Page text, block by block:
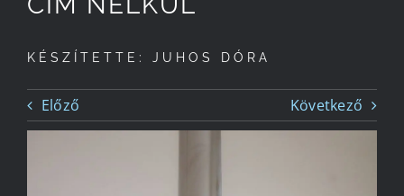
Pályázatok
Tagjaink
Csatlakozz!
KÉSZÍTETTE: JUHOS DÓRA
Előző Következő